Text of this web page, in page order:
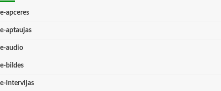
e-apceres
e-aptaujas
e-audio
e-bildes
e-intervijas